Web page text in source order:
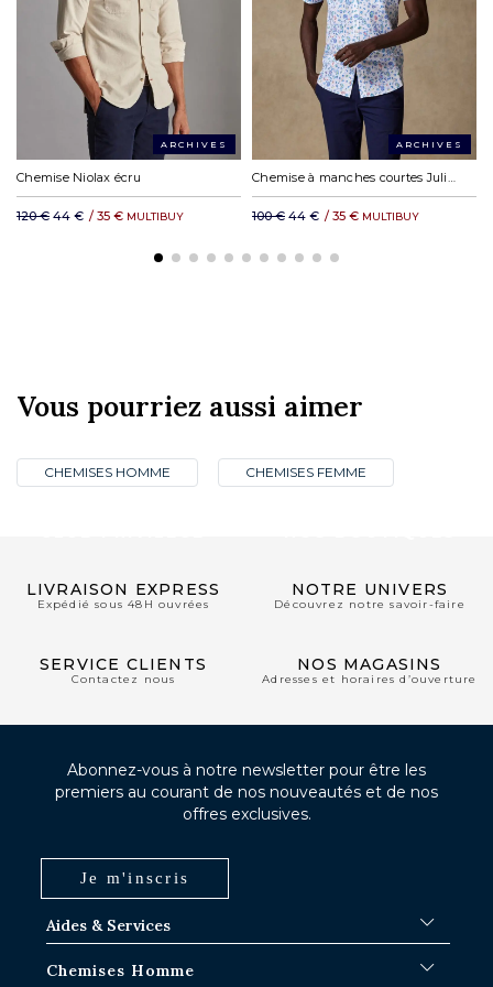
DHL Express en Europe : à partir de 19,23€
DHL reste du monde : à partir de 35,11 €
ARCHIVES
Chemise Niolax écru
120 € 44 € / 35 € MULTIBUY
ARCHIVES
Chemise à manches courtes Julius à imprimé floral - Col Boutonné
100 € 44 € / 35 € MULTIBUY
Vous pourriez aussi aimer
CHEMISES HOMME CHEMISES FEMME
LIVRAISON EXPRESS
Expédié sous 48H ouvrées
NOTRE UNIVERS
Découvrez notre savoir-faire
SERVICE CLIENTS
Contactez nous
NOS MAGASINS
Adresses et horaires d’ouverture
Aides & Services
Délais d'expédition
Chemises Homme
Abonnez-vous à notre newsletter pour être les
premiers au courant de nos nouveautés et de nos
offres exclusives.
Je m'inscris